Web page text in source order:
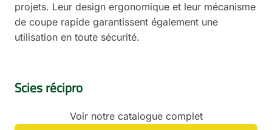
projets. Leur design ergonomique et leur mécanisme
de coupe rapide garantissent également une
utilisation en toute sécurité.
Scies récipro
Voir notre catalogue complet